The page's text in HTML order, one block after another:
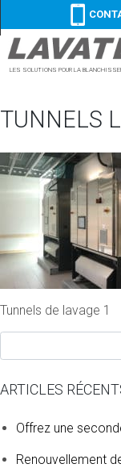
LES SOLUTIONS POUR LA
TUNNELS
Tunnels de lavage 1
ARTICLES
Offrez une
Renouvellement